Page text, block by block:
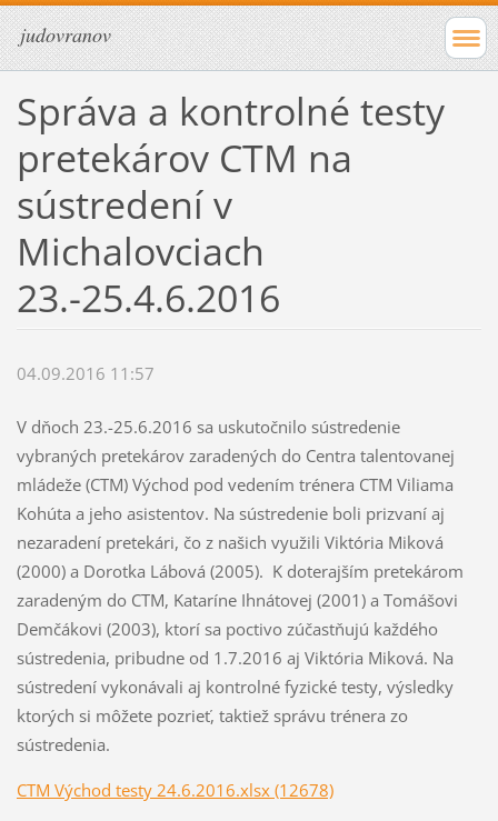
judovranov
Správa a kontrolné testy
pretekárov CTM na
sústredení v
Michalovciach
23.-25.4.6.2016
04.09.2016 11:57
V dňoch 23.-25.6.2016 sa uskutočnilo sústredenie
vybraných pretekárov zaradených do Centra talentovanej
mládeže (CTM) Východ pod vedením trénera CTM Viliama
Kohúta a jeho asistentov. Na sústredenie boli prizvaní aj
nezaradení pretekári, čo z našich využili Viktória Miková
(2000) a Dorotka Lábová (2005). K doterajším pretekárom
zaradeným do CTM, Kataríne Ihnátovej (2001) a Tomášovi
Demčákovi (2003), ktorí sa poctivo zúčastňujú každého
sústredenia, pribudne od 1.7.2016 aj Viktória Miková. Na
sústredení vykonávali aj kontrolné fyzické testy, výsledky
ktorých si môžete pozrieť, taktiež správu trénera zo
sústredenia.
CTM Východ testy 24.6.2016.xlsx (12678)